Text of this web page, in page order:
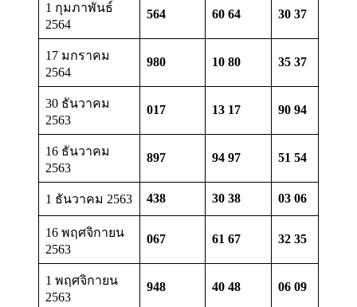
1 กุมภาพันธ์
2564
564 60 64 30 37
17 มกราคม
2564
980 10 80 35 37
30 ธันวาคม
2563
017 13 17 90 94
16 ธันวาคม
2563
897 94 97 51 54
1 ธันวาคม 2563 438 30 38 03 06
16 พฤศจิกายน
2563
067 61 67 32 35
1 พฤศจิกายน
2563
948 40 48 06 09